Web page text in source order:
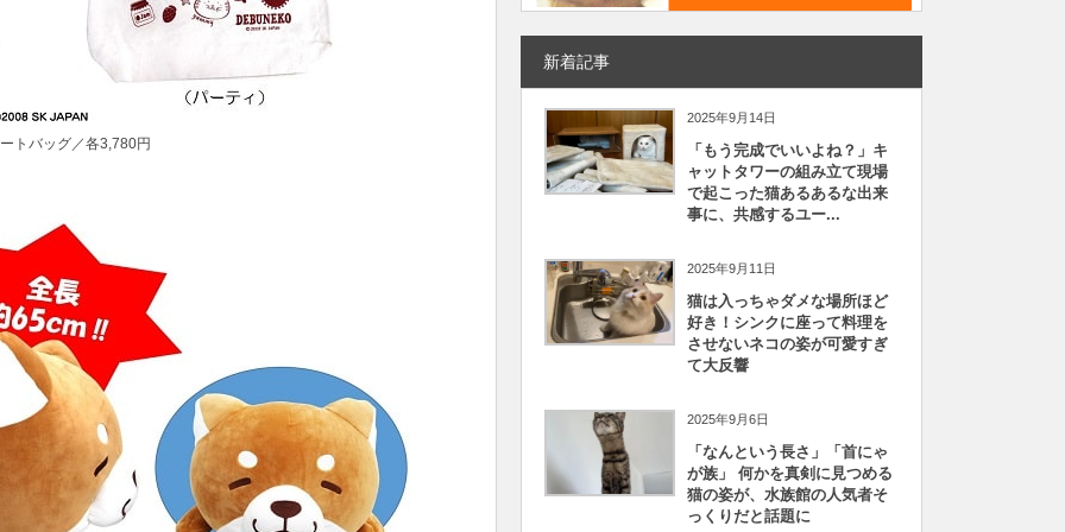
トバッグ／各3,780円
新着記事
2025年9月14日
「もう完成でいいよね？」キ
ャットタワーの組み立て現場
で起こった猫あるあるな出来
事に、共感するユー...
2025年9月11日
猫は入っちゃダメな場所ほど
好き！シンクに座って料理を
させないネコの姿が可愛すぎ
て大反響
2025年9月6日
「なんという長さ」「首にゃ
が族」 何かを真剣に見つめる
猫の姿が、水族館の人気者そ
っくりだと話題に